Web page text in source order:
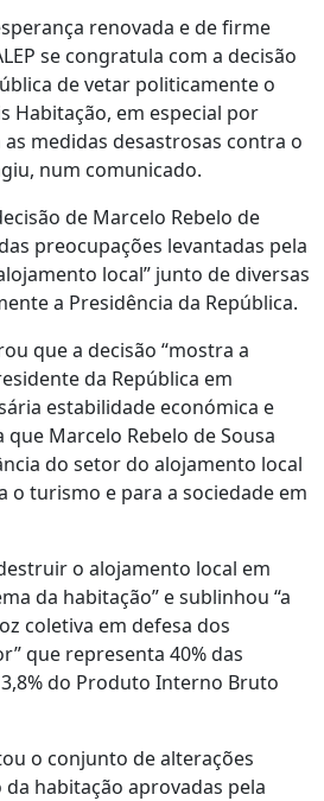
renovada e de firme
se congratula com a decisão
de vetar politicamente o
Habitação, em especial por
medidas desastrosas contra o
num comunicado.
de Marcelo Rebelo de
preocupações levantadas pela
local” junto de diversas
a Presidência da República.
que a decisão “mostra a
da República em
estabilidade económica e
que Marcelo Rebelo de Sousa
do setor do alojamento local
o turismo e para a sociedade em
o alojamento local em
da habitação” e sublinhou “a
coletiva em defesa dos
que representa 40% das
do Produto Interno Bruto
o conjunto de alterações
habitação aprovadas pela